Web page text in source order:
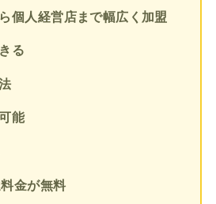
個人経営店まで幅広く加盟
る
能
金が無料